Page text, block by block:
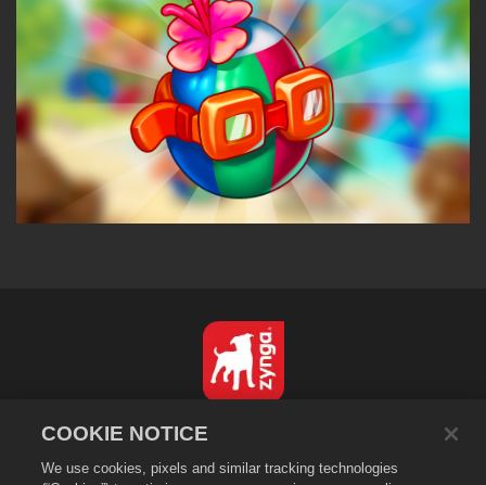
Informativa sulla privacy
COOKIE NOTICE
We use cookies, pixels and similar tracking technologies